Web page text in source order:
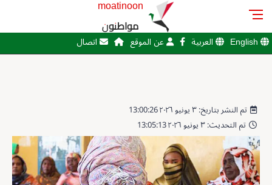
moatinoon
مواطنون
English العربية عن الموقع اتصال
تم النشر بتاريخ: ٣ يونيو ٢٠٢٦ 13:00:26
تم التحديث: ٣ يونيو ٢٠٢٦ 13:05:13